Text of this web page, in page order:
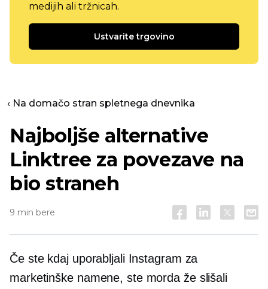
medijih ali tržnicah.
Ustvarite trgovino
‹ Na domačo stran spletnega dnevnika
Najboljše alternative
Linktree za povezave na
bio straneh
9 min bere
Če ste kdaj uporabljali Instagram za
marketinške namene, ste morda že slišali